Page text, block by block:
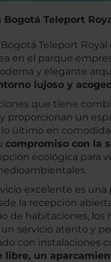
Bogotá Teleport
Teleport Royal
en el parque
y elegante
lujoso y
que tiene
proporcionan un
último en
compromiso con la
ecológica para
excelente es una
la recepción
de habitaciones, los
servicio atento y
con instalaciones
libre, un